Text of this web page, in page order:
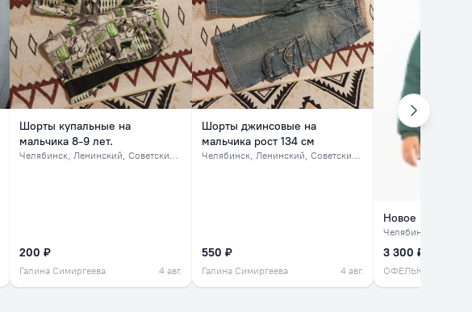
Шорты купальные на
мальчика 8-9 лет.
Челябинск, Ленинский, Советский, северок
200 ₽
Галина Симиргеева 4 авг.
Шорты джинсовые на
мальчика рост 134 см
Челябинск, Ленинский, Советский, северок
550 ₽
Галина Симиргеева 4 авг.
Новое пальто
Челябинск
3 300 ₽
ОФЕЛЬКА